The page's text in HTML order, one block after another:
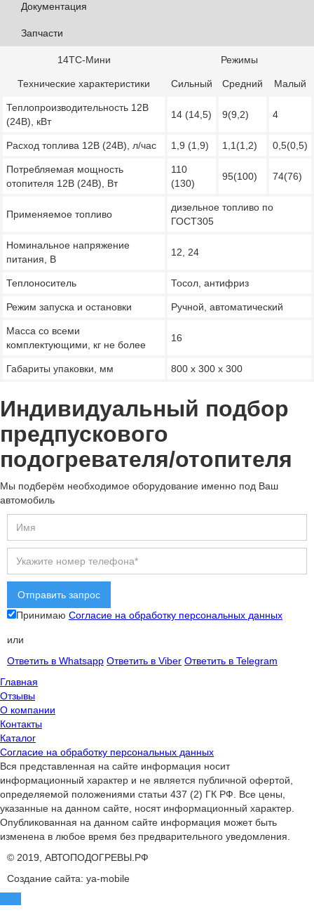
Документация
Запчасти
14ТС-Мини Режимы
Технические характеристики Сильный Средний Малый
Теплопроизводительность 12В
(24В), кВт
14 (14,5) 9(9,2) 4
Расход топлива 12В (24В), л/час 1,9 (1,9) 1,1(1,2) 0,5(0,5)
Потребляемая мощность
отопителя 12В (24В), Вт
110
(130)
95(100) 74(76)
Применяемое топливо
дизельное топливо по
ГОСТ305
Номинальное напряжение
питания, В
12, 24
Теплоноситель Тосол, антифриз
Режим запуска и остановки Ручной, автоматический
Масса со всеми
комплектующими, кг не более
16
Габариты упаковки, мм 800 х 300 х 300
Индивидуальный подбор
предпускового
подогревателя/отопителя
Мы подберём необходимое оборудование именно под Ваш
автомобиль
Принимаю Согласие на обработку персональных данных
или
Ответить в Whatsapp Ответить в Viber Ответить в Telegram
Главная
Отзывы
О компании
Контакты
Каталог
Согласие на обработку персональных данных
Вся представленная на сайте информация носит
информационный характер и не является публичной офертой,
определяемой положениями статьи 437 (2) ГК РФ. Все цены,
указанные на данном сайте, носят информационный характер.
Опубликованная на данном сайте информация может быть
изменена в любое время без предварительного уведомления.
© 2019, АВТОПОДОГРЕВЫ.РФ
Создание сайта: ya-mobile